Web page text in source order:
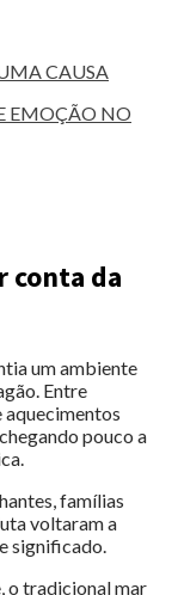
CAUSA
EMOÇÃO NO
conta da
um ambiente
Entre
aquecimentos
pouco a
famílias
voltaram a
significado.
o tradicional mar